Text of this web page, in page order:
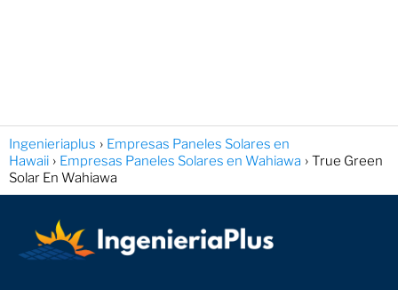
Ingenieriaplus
Empresas Paneles Solares en
Hawaii
Empresas Paneles Solares en Wahiawa
True Green
Solar En Wahiawa